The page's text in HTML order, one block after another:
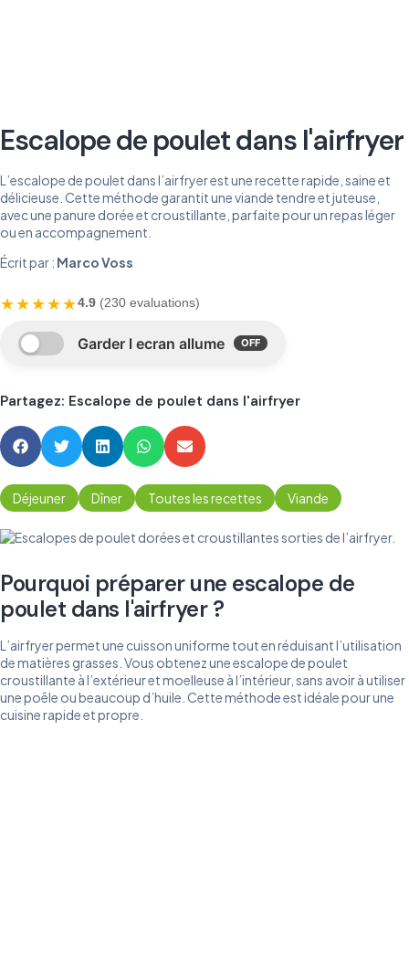
Escalope de poulet dans l'airfryer
L’escalope de poulet dans l’airfryer est une recette rapide, saine et
délicieuse. Cette méthode garantit une viande tendre et juteuse,
avec une panure dorée et croustillante, parfaite pour un repas léger
ou en accompagnement.
Écrit par : Marco Voss
★★★★★4.9 (230 evaluations)
Partagez: Escalope de poulet dans l'airfryer
Déjeuner Dîner Toutes les recettes Viande
Pourquoi préparer une escalope de
poulet dans l'airfryer ?
L’airfryer permet une cuisson uniforme tout en réduisant l’utilisation
de matières grasses. Vous obtenez une escalope de poulet
croustillante à l’extérieur et moelleuse à l’intérieur, sans avoir à utiliser
une poêle ou beaucoup d’huile. Cette méthode est idéale pour une
cuisine rapide et propre.